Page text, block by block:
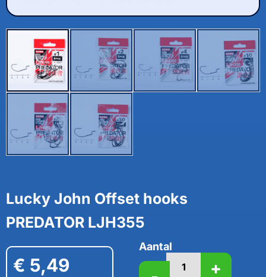
Lucky John Offset hooks
PREDATOR LJH355
€ 5,49
Aantal
+